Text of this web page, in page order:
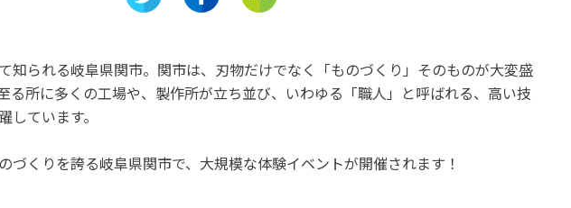
知られる岐阜県関市。関市は、刃物だけでなく「ものづくり」そのものが大変盛
る所に多くの工場や、製作所が立ち並び、いわゆる「職人」と呼ばれる、高い技
しています。
づくりを誇る岐阜県関市で、大規模な体験イベントが開催されます！
五感を刺激する自然のパワ
ー！香り、手触り、味わいま
で♡からだ全部で満喫しよう
工場見学in静岡 うなぎパイフ
ァクトリーで銘菓の歴史とあ
のお菓子をゲットしよう!